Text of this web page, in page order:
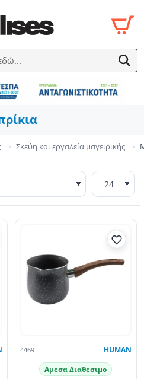
Σκεύη και εργαλεία μαγειρικής
4469 HUMAN
Αμεσα Διαθεσιμο